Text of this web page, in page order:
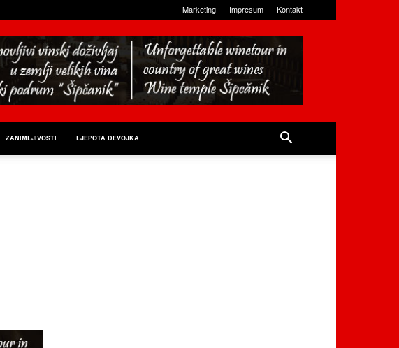
Marketing Impresum Kontakt
ZANIMLJIVOSTI LJEPOTA ĐEVOJKA